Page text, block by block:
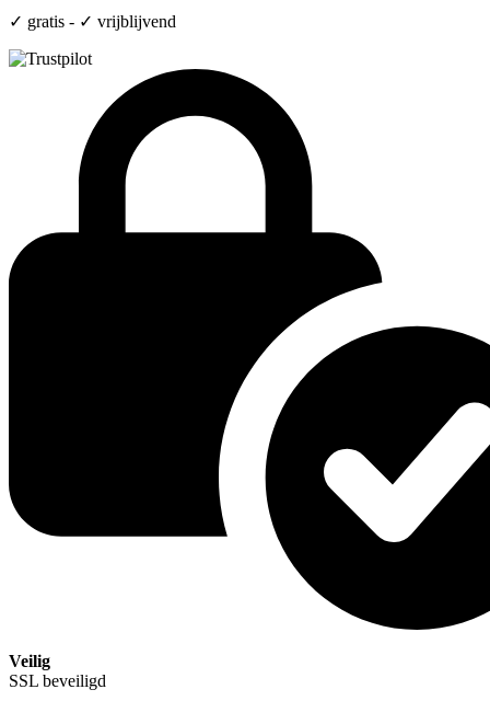
✓ gratis - ✓ vrijblijvend
Veilig
SSL beveiligd